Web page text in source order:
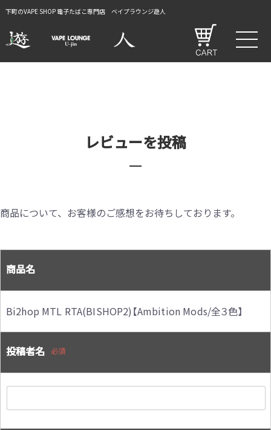
下町のVAPE SHOP 電子たばこ専門店 ベイプラウンジ遊人
レビューを投稿
商品について、お客様のご感想をお待ちしております。
商品名
Bi2hop MTL RTA(BISHOP2)【Ambition Mods/全３色】
投稿者名 必須